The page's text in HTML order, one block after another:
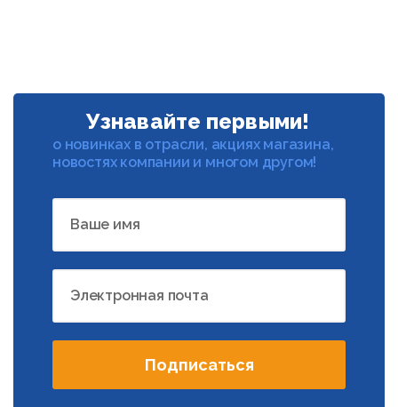
Узнавайте первыми!
о новинках в отрасли, акциях магазина,
новостях компании и многом другом!
Ваше имя
Электронная почта
Подписаться